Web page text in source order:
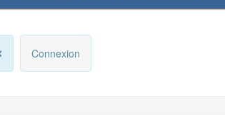
Connexion